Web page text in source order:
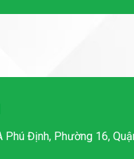
Phú Định, Phường 16,